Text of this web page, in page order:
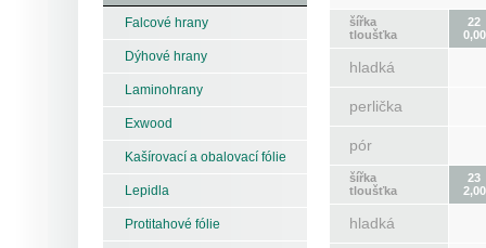
Falcové hrany
Dýhové hrany
Laminohrany
Exwood
Kašírovací a obalovací fólie
Lepidla
Protitahové fólie
šířka
tloušťka
22
0,00
hladká
perlička
pór
šířka
tloušťka
23
2,00
hladká